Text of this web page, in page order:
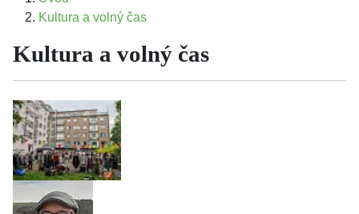
Kultura a volný čas
Kultura a volný čas